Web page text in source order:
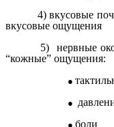
4)
вкусовые ощущения
5) нервные
“кожные” ощущения:
боли